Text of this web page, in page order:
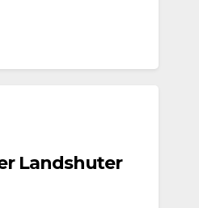
Landshuter